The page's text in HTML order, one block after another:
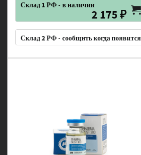
Склад 1 РФ - в наличии
2 175 ₽
Склад 2 РФ - сообщить когда появится